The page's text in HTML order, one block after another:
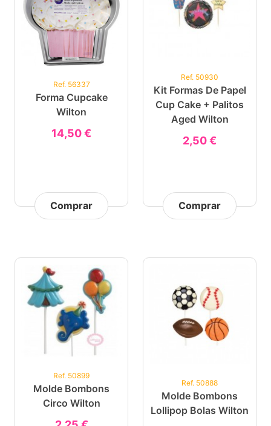
Ref. 56337
Forma Cupcake
Wilton
14,50 €
Comprar
Ref. 50930
Kit Formas De Papel
Cup Cake + Palitos
Aged Wilton
2,50 €
Comprar
Ref. 50899
Molde Bombons
Circo Wilton
Ref. 50888
Molde Bombons
Lollipop Bolas Wilton